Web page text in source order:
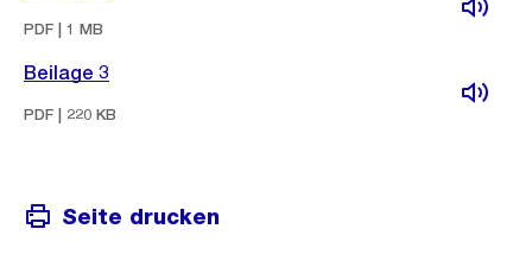
PDF | 1 MB
Beilage 3
PDF | 220 KB
Seite drucken